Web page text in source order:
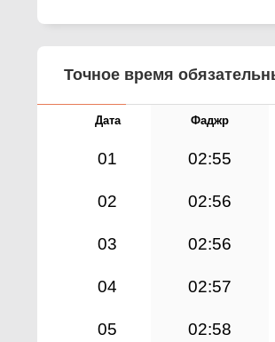
Точное время
Дата Фаджр
01 02:55
02 02:56
03 02:56
04 02:57
05 02:58